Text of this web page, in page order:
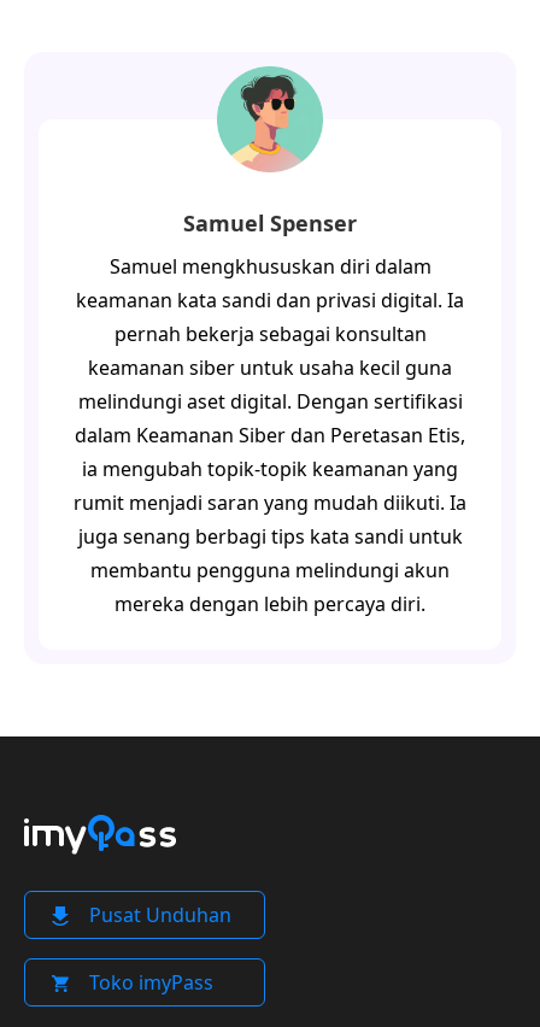
Samuel Spenser
Samuel mengkhususkan diri dalam
keamanan kata sandi dan privasi digital. Ia
pernah bekerja sebagai konsultan
keamanan siber untuk usaha kecil guna
melindungi aset digital. Dengan sertifikasi
dalam Keamanan Siber dan Peretasan Etis,
ia mengubah topik-topik keamanan yang
rumit menjadi saran yang mudah diikuti. Ia
juga senang berbagi tips kata sandi untuk
membantu pengguna melindungi akun
mereka dengan lebih percaya diri.
Pusat Unduhan
Toko imyPass